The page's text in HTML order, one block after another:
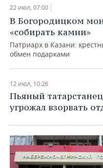
22 июл, 07:00
В Богородицком
«собирать камни»
Патриарх в Казани:
обмен подарками
12 июл, 10:26
Пьяный
угрожал взорвать